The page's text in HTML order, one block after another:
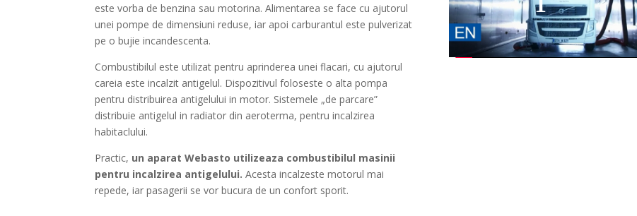
este vorba de benzina sau motorina. Alimentarea se face cu ajutorul
unei pompe de dimensiuni reduse, iar apoi carburantul este pulverizat
pe o bujie incandescenta.
Combustibilul este utilizat pentru aprinderea unei flacari, cu ajutorul
careia este incalzit antigelul. Dispozitivul foloseste o alta pompa
pentru distribuirea antigelului in motor. Sistemele „de parcare”
distribuie antigelul in radiator din aeroterma, pentru incalzirea
habitaclului.
Practic, un aparat Webasto utilizeaza combustibilul masinii
pentru incalzirea antigelului. Acesta incalzeste motorul mai
repede, iar pasagerii se vor bucura de un confort sporit.